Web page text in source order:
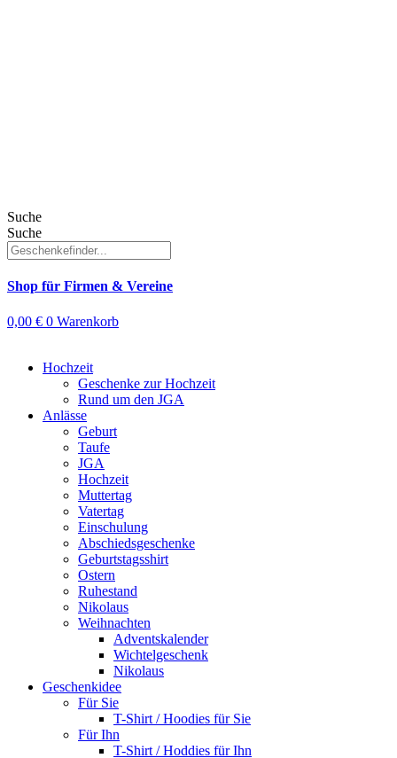
Suche
Suche
Shop für Firmen & Vereine
0,00 € 0 Warenkorb
Hochzeit
Geschenke zur Hochzeit
Rund um den JGA
Anlässe
Geburt
Taufe
JGA
Hochzeit
Muttertag
Vatertag
Einschulung
Abschiedsgeschenke
Geburtstagsshirt
Ostern
Ruhestand
Nikolaus
Weihnachten
Adventskalender
Wichtelgeschenk
Nikolaus
Geschenkidee
Für Sie
T-Shirt / Hoodies für Sie
Für Ihn
T-Shirt / Hoddies für Ihn